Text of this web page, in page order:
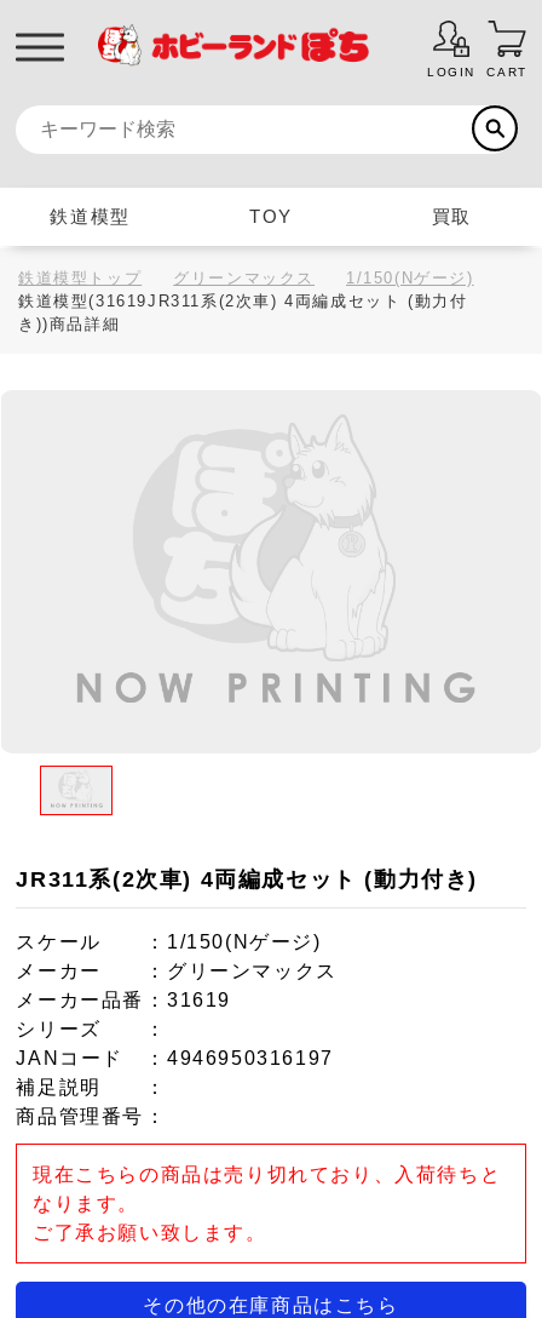
LOGIN CART
鉄道模型 TOY 買取
鉄道模型トップ グリーンマックス
1/150(Nゲージ)
鉄道模型(31619JR311系(2次車) 4両編成セット (動力付
き))商品詳細
JR311系(2次車) 4両編成セット (動力付き)
スケール
：1/150(Nゲージ)
メーカー
：グリーンマックス
メーカー品番
：31619
シリーズ
：
JANコード
：4946950316197
補足説明
：
商品管理番号 ：
現在こちらの商品は売り切れており、入荷待ちと
なります。
ご了承お願い致します。
その他の在庫商品はこちら